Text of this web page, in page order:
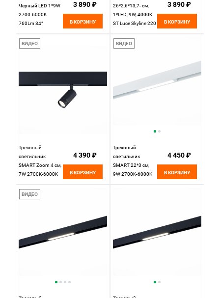
Черный LED 1*9W
2700-6000K
760Lm 34°
220V St Luce
SKYLINE 220
3 890 ₽
В КОРЗИНУ
26*2,6*13,7- см,
1*LED, 9W, 4000K
ST Luce Skyline 220
черный
3 890 ₽
В КОРЗИНУ
ВИДЕО
Трековый
светильник
SMART Zoom 4 см,
7W 2700K-6000K
220 ST658.496.07
Черный
4 390 ₽
В КОРЗИНУ
ВИДЕО
Трековый
светильник
SMART 22*3 см,
9W 2700K-6000K
4 450 ₽
В КОРЗИНУ
ВИДЕО